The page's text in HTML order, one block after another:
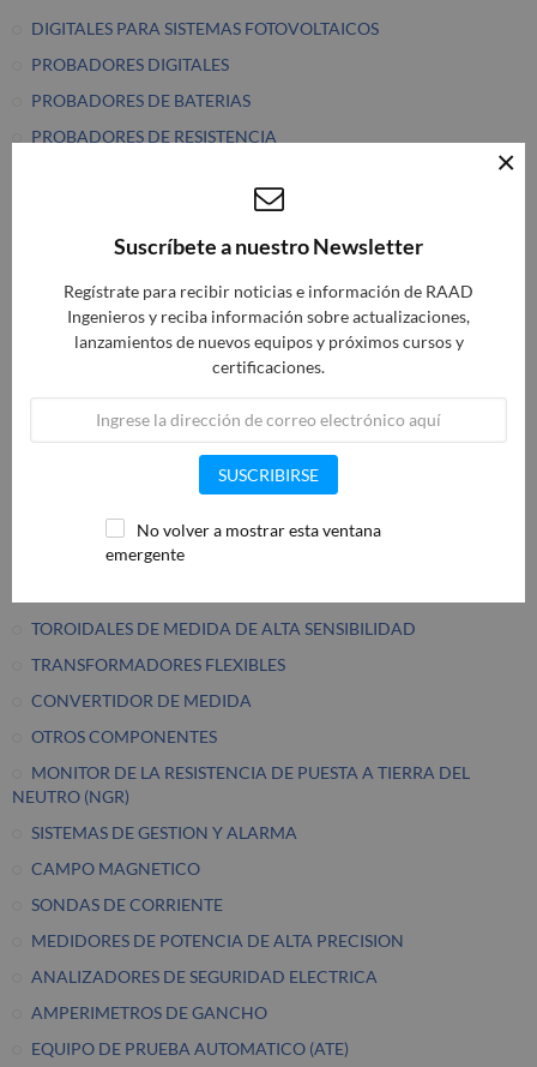
DIGITALES PARA SISTEMAS FOTOVOLTAICOS
PROBADORES DIGITALES
PROBADORES DE BATERIAS
PROBADORES DE RESISTENCIA
PROBETAS DE CORRIENTE DC A 120 MHZ
SENSORES DE CORRIENTE
MONITOR DE CORRIENTE DIFERENCIAL
IMONITOR DE CORRIENTE DIFERENCIAL
ANALIZADOR DE RED Y CALIDAD DE ENERGIA
LOCALIZADOR DE FALLOS DE AISLAMIENTO
MONITOR DE CONDICIONES CON UNA PASARELA
INTEGRADA
RELE DE VIGILANCIA MULTIFUNCION PARA SUBTENSION
TOROIDALES DE MEDIDA DE ALTA SENSIBILIDAD
TRANSFORMADORES FLEXIBLES
CONVERTIDOR DE MEDIDA
OTROS COMPONENTES
MONITOR DE LA RESISTENCIA DE PUESTA A TIERRA DEL
NEUTRO (NGR)
SISTEMAS DE GESTION Y ALARMA
CAMPO MAGNETICO
SONDAS DE CORRIENTE
MEDIDORES DE POTENCIA DE ALTA PRECISION
ANALIZADORES DE SEGURIDAD ELECTRICA
AMPERIMETROS DE GANCHO
EQUIPO DE PRUEBA AUTOMATICO (ATE)
×
Suscríbete a nuestro Newsletter
Regístrate para recibir noticias e información de RAAD
Ingenieros y reciba información sobre actualizaciones,
lanzamientos de nuevos equipos y próximos cursos y
certificaciones.
SUSCRIBIRSE
No volver a mostrar esta ventana
emergente